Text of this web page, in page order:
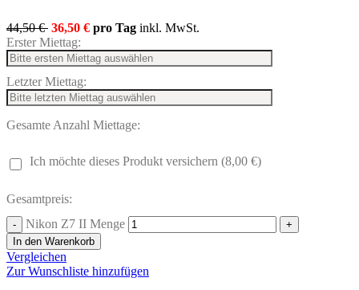
44,50 € 36,50 € pro Tag inkl. MwSt.
Erster Miettag:
Letzter Miettag:
Gesamte Anzahl Miettage:
Ich möchte dieses Produkt versichern (8,00 €)
Gesamtpreis:
Nikon Z7 II Menge
In den Warenkorb
Vergleichen
Zur Wunschliste hinzufügen